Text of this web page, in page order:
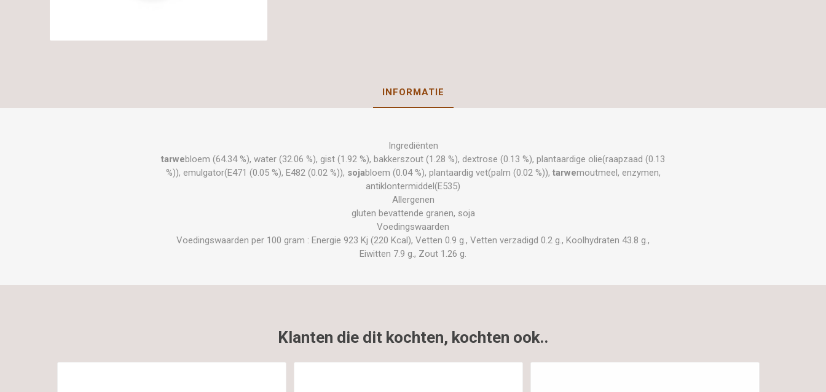
INFORMATIE
Ingrediënten
tarwebloem (64.34 %), water (32.06 %), gist (1.92 %), bakkerszout (1.28 %), dextrose (0.13 %), plantaardige olie(raapzaad (0.13
%)), emulgator(E471 (0.05 %), E482 (0.02 %)), sojabloem (0.04 %), plantaardig vet(palm (0.02 %)), tarwemoutmeel, enzymen,
antiklontermiddel(E535)
Allergenen
gluten bevattende granen, soja
Voedingswaarden
Voedingswaarden per 100 gram : Energie 923 Kj (220 Kcal), Vetten 0.9 g., Vetten verzadigd 0.2 g., Koolhydraten 43.8 g.,
Eiwitten 7.9 g., Zout 1.26 g.
Klanten die dit kochten, kochten ook..